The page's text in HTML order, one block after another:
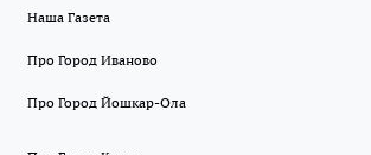
Наша Газета
Про Город Иваново
Про Город Йошкар-Ола